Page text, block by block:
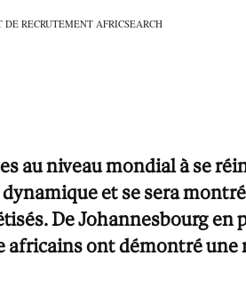
RECRUTEMENT AFRICSEARCH
au niveau mondial à se
dynamique et se sera
De Johannesbourg en
africains ont démontré